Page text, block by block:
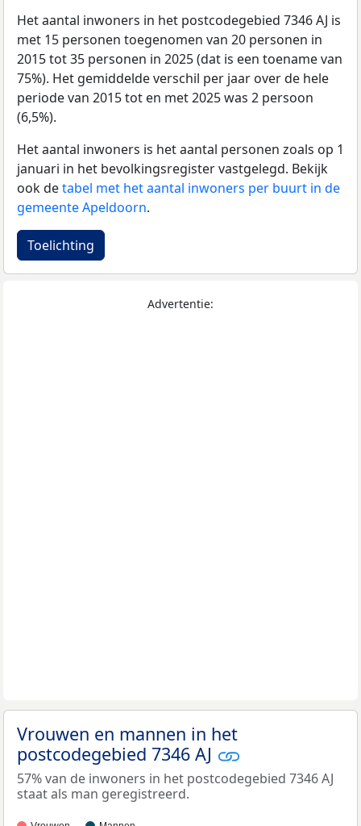
Het aantal inwoners in het postcodegebied 7346 AJ is
met 15 personen toegenomen van 20 personen in
2015 tot 35 personen in 2025 (dat is een toename van
75%). Het gemiddelde verschil per jaar over de hele
periode van 2015 tot en met 2025 was 2 persoon
(6,5%).
Het aantal inwoners is het aantal personen zoals op 1
januari in het bevolkingsregister vastgelegd. Bekijk
ook detabel met het aantal inwoners per buurt in de
gemeente Apeldoorn.
Toelichting
Advertentie:
Vrouwen en mannen in het
postcodegebied 7346 AJ
57% van de inwoners in het postcodegebied 7346 AJ
staat als man geregistreerd.